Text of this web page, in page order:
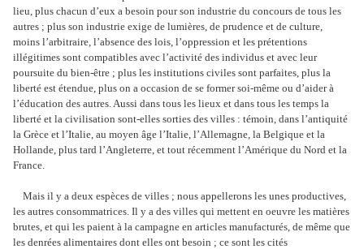
lieu, plus chacun d’eux a besoin pour son industrie du concours de tous les
autres ; plus son industrie exige de lumières, de prudence et de culture,
moins l’arbitraire, l’absence des lois, l’oppression et les prétentions
illégitimes sont compatibles avec l’activité des individus et avec leur
poursuite du bien-être ; plus les institutions civiles sont parfaites, plus la
liberté est étendue, plus on a occasion de se former soi-même ou d’aider à
l’éducation des autres. Aussi dans tous les lieux et dans tous les temps la
liberté et la civilisation sont-elles sorties des villes : témoin, dans l’antiquité
la Grèce et l’Italie, au moyen âge l’Italie, l’Allemagne, la Belgique et la
Hollande, plus tard l’Angleterre, et tout récemment l’Amérique du Nord et la
France.
Mais il y a deux espèces de villes ; nous appellerons les unes productives,
les autres consommatrices. Il y a des villes qui mettent en oeuvre les matières
brutes, et qui les paient à la campagne en articles manufacturés, de même que
les denrées alimentaires dont elles ont besoin ; ce sont les cités